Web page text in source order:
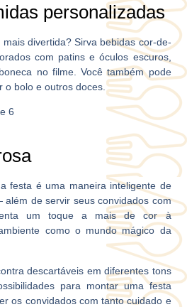
personalizadas
divertida? Sirva bebidas cor-de-
com patins e óculos escuros,
no filme. Você também pode
o bolo e outros doces.
festa é uma maneira inteligente de
de servir seus convidados com
um toque a mais de cor à
como o mundo mágico da
descartáveis em diferentes tons
para montar uma festa
os convidados com tanto cuidado e